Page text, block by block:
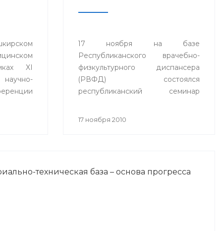
XI
17 ноября на базе
Республиканского врачебно-
физкультурного диспансера
(РВФД) состоялся
республиканский семинар
современной системе охраны
17 ноября 2010
техническая база – основа прогресса